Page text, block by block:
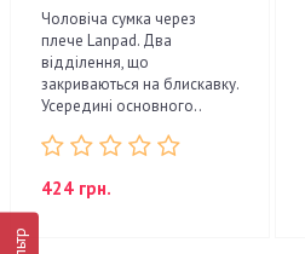
Чоловіча сумка через
плече Lanpad. Два
відділення, що
закриваються на блискавку.
Усередині основного..
424 грн.